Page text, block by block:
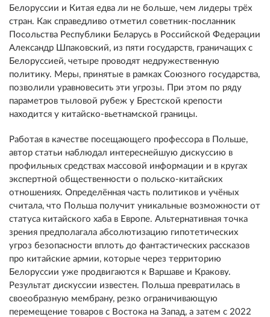
Белоруссии и Китая едва ли не больше, чем лидеры трёх
стран. Как справедливо отметил советник-посланник
Посольства Республики Беларусь в Российской Федерации
Александр Шпаковский, из пяти государств, граничащих с
Белоруссией, четыре проводят недружественную
политику. Меры, принятые в рамках Союзного государства,
позволили уравновесить эти угрозы. При этом по ряду
параметров тыловой рубеж у Брестской крепости
находится у китайско-вьетнамской границы.
Работая в качестве посещающего профессора в Польше,
автор статьи наблюдал интереснейшую дискуссию в
профильных средствах массовой информации и в кругах
экспертной общественности о польско-китайских
отношениях. Определённая часть политиков и учёных
считала, что Польша получит уникальные возможности от
статуса китайского хаба в Европе. Альтернативная точка
зрения предполагала абсолютизацию гипотетических
угроз безопасности вплоть до фантастических рассказов
про китайские армии, которые через территорию
Белоруссии уже продвигаются к Варшаве и Кракову.
Результат дискуссии известен. Польша превратилась в
своеобразную мембрану, резко ограничивающую
перемещение товаров с Востока на Запад, а затем с 2022